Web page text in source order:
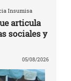
Insumisa
articula
sociales y
05/08/2026